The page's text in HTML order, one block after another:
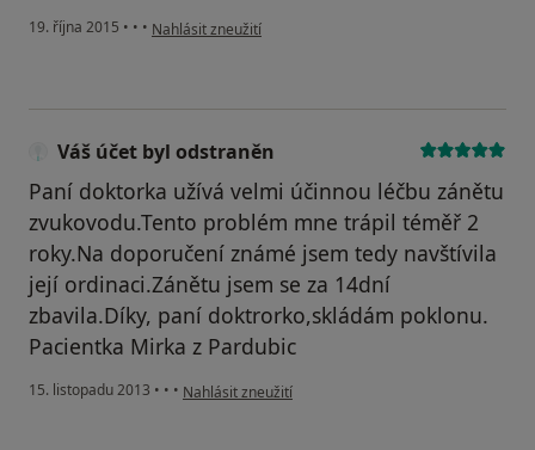
19. října 2015 • • • podle názoru uživatele Radek Jaroměřský
Nahlásit zneužití
Váš účet byl odstraněn
Paní doktorka užívá velmi účinnou léčbu zánětu
zvukovodu.Tento problém mne trápil téměř 2
roky.Na doporučení známé jsem tedy navštívila
její ordinaci.Zánětu jsem se za 14dní
zbavila.Díky, paní doktrorko,skládám poklonu.
Pacientka Mirka z Pardubic
15. listopadu 2013 • • • podle názoru uživatele Váš účet byl odstraněn
Nahlásit zneužití